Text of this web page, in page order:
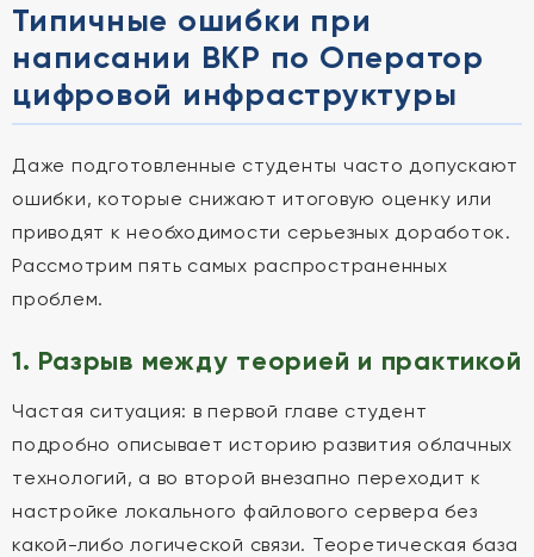
Типичные ошибки при
написании ВКР по Оператор
цифровой инфраструктуры
Даже подготовленные студенты часто допускают
ошибки, которые снижают итоговую оценку или
приводят к необходимости серьезных доработок.
Рассмотрим пять самых распространенных
проблем.
1. Разрыв между теорией и практикой
Частая ситуация: в первой главе студент
подробно описывает историю развития облачных
технологий, а во второй внезапно переходит к
настройке локального файлового сервера без
какой-либо логической связи. Теоретическая база